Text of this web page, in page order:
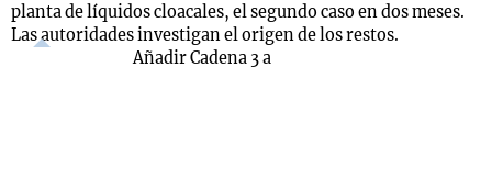
planta de líquidos cloacales, el segundo caso en dos meses.
Las autoridades investigan el origen de los restos.
Añadir Cadena 3 a